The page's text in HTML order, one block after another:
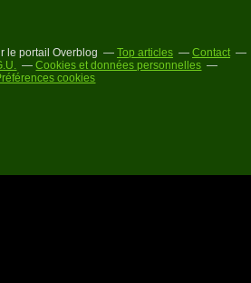
le portail Overblog Top articles
Contact
Cookies et données personnelles
cookies